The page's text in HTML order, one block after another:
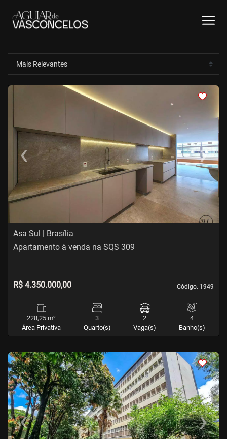
‹
Previous ›Next
Asa Sul | Brasília
Código. 1949
Código. 1949
Apartamento à venda na SQS 309
R$ 4.350.000,00
228,25 m²
Área Privativa
3
Quarto(s)
2
Vaga(s)
4
Banho(s)
<<<<
‹Previous ›Next